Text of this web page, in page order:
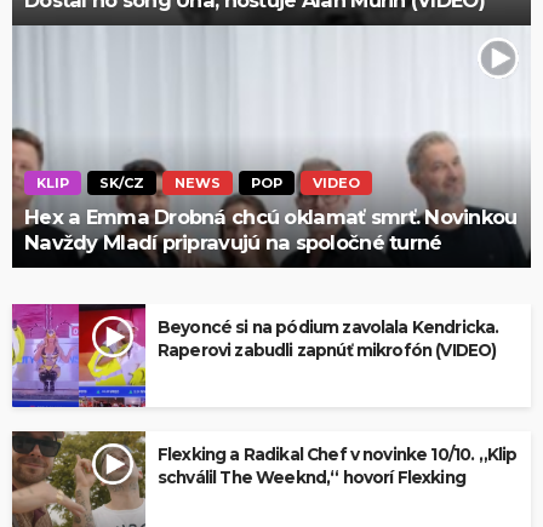
KLIP SK/CZ NEWS POP VIDEO
Hex a Emma Drobná chcú oklamať smrť. Novinkou
Navždy Mladí pripravujú na spoločné turné
Beyoncé si na pódium zavolala Kendricka.
Raperovi zabudli zapnúť mikrofón (VIDEO)
Flexking a Radikal Chef v novinke 10/10. „Klip
schválil The Weeknd,“ hovorí Flexking